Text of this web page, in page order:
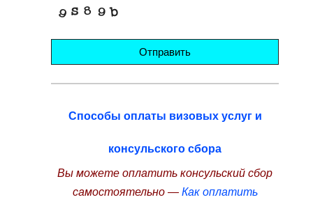
Отправить
Способы оплаты визовых услуг и
консульского сбора
Вы можете оплатить консульский сбор
самостоятельно — Как оплатить